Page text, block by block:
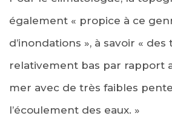
également « propice à ce
d’inondations », à savoir « des
relativement bas par rapport
mer avec de très faibles
l’écoulement des eaux. »